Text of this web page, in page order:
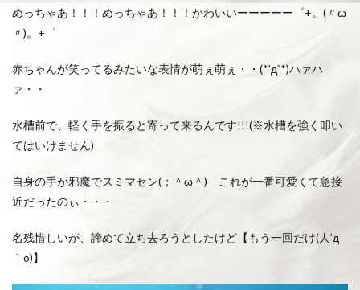
めっちゃあ！！！めっちゃあ！！！かわいいーーーーー゜+。(〃ω
〃)。+゜
赤ちゃんが笑ってるみたいな表情が萌ぇ萌ぇ・・(*’д`*)ハァハ
ァ・・
水槽前で、軽く手を振ると寄って来るんです!!!(※水槽を強く叩い
てはいけません)
自身の手が邪魔でスミマセン(；＾ω＾) これが一番可愛くて急接
近だったのぃ・・・
名残惜しいが、諦めて立ち去ろうとしたけど【もう一回だけ(人’д
｀o)】